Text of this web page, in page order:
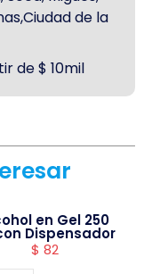
de la
de $ 10mil
en Gel 250
Dispensador
$ 82